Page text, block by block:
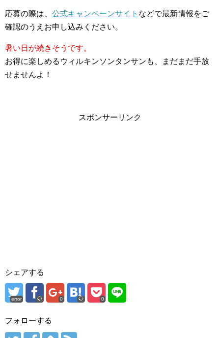
応募の際は、 公式キャンペーンサイト などで最新情報をご
確認のうえお申し込みください。
暑い日が続きそうです。
お得に楽しめるウィルキンソンタンサンも、まだまだ手放
せませんよ！
スポンサーリンク
シェアする
error 0 0
フォローする